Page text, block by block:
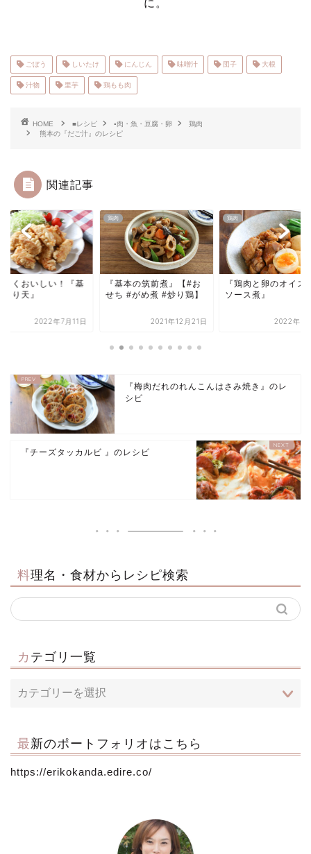
に。
ごぼう しいたけ にんじん 味噌汁 団子 大根
汁物 里芋 鶏もも肉
HOME ■レシピ ▪肉・魚・豆腐・卵
鶏肉
熊本の『だご汁』のレシピ
関連記事
さくおいしい！『基
り天』
2022年7月11日
鶏肉
『基本の筑前煮』【#お
せち #がめ煮 #炒り鶏】
2021年12月21日
鶏肉
『鶏肉と卵のオイス
ソース煮』
2022年1
『梅肉だれのれんこんはさみ焼き』のレ
シピ
『チーズタッカルビ 』のレシピ
料理名・食材からレシピ検索
カテゴリ一覧
最新のポートフォリオはこちら
https://erikokanda.edire.co/